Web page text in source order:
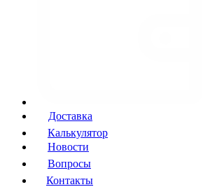
Доставка
Калькулятор
Новости
Вопросы
Контакты